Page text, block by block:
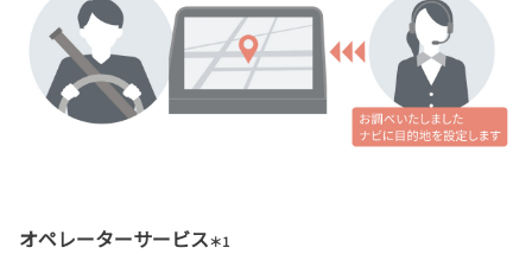
オペレーターサービス＊1